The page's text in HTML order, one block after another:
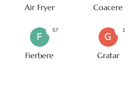
Air Fryer Coacere
F
Fierbere
57
G
Gratar
1